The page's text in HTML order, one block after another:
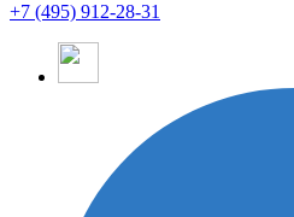
+7 (495) 912-28-31